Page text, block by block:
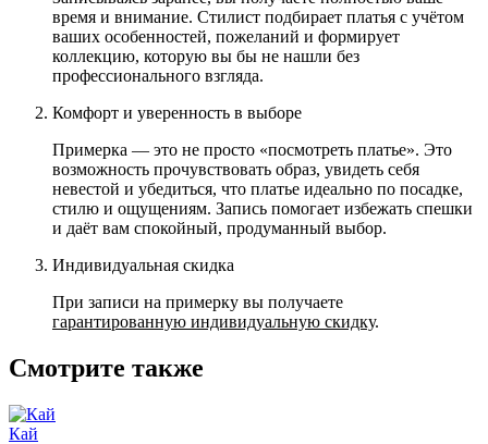
время и внимание. Стилист подбирает платья с учётом
ваших особенностей, пожеланий и формирует
коллекцию, которую вы бы не нашли без
профессионального взгляда.
Комфорт и уверенность в выборе
Примерка — это не просто «посмотреть платье». Это
возможность прочувствовать образ, увидеть себя
невестой и убедиться, что платье идеально по посадке,
стилю и ощущениям. Запись помогает избежать спешки
и даёт вам спокойный, продуманный выбор.
Индивидуальная скидка
При записи на примерку вы получаете
гарантированную индивидуальную скидку.
Смотрите также
Кай